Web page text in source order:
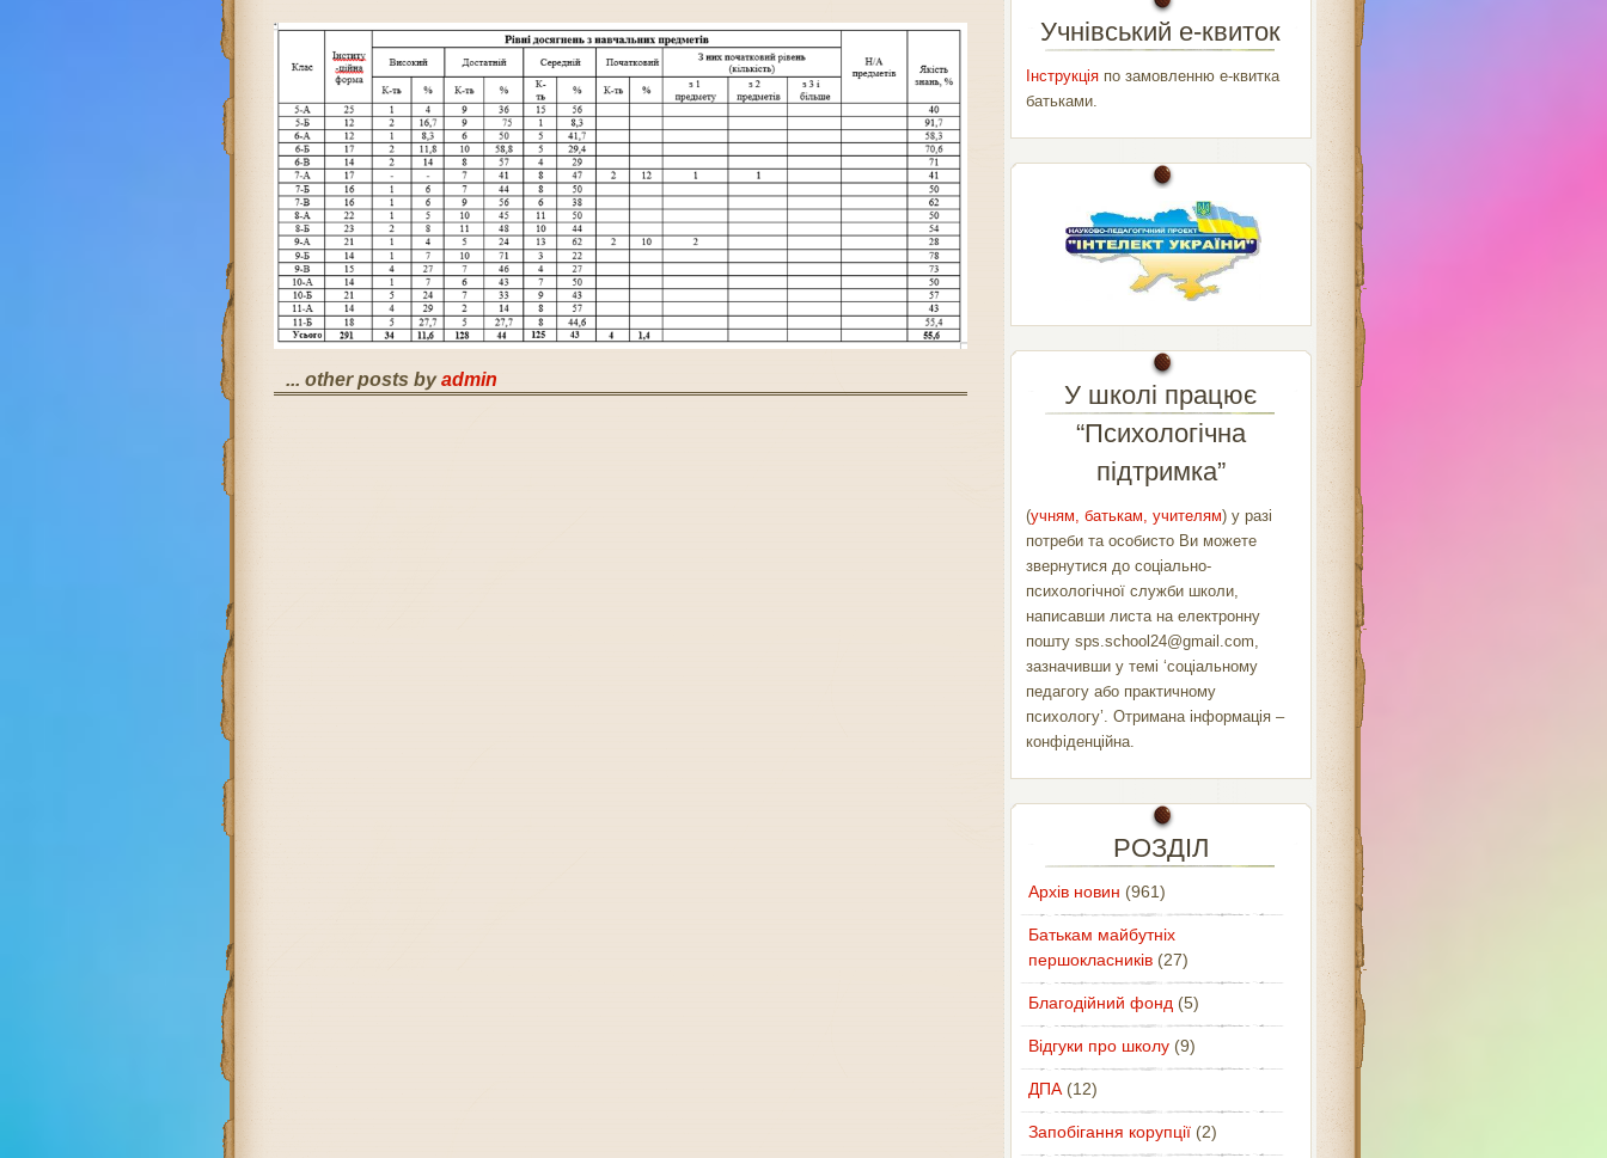
... other posts byadmin
Учнівський е-квиток
Інструкціяпо замовленню е-квитка
батьками.
У школі працює
“Психологічна
підтримка”
(учням, батькам, учителям) у разі
потреби та особисто Ви можете
звернутися до соціально-
психологічної служби школи,
написавши листа на електронну
пошту sps.school24@gmail.com,
зазначивши у темі ‘соціальному
педагогу або практичному
психологу’. Отримана інформація –
конфіденційна.
РОЗДІЛ
Архів новин (961)
Батькам майбутніх
першокласників(27)
Благодійний фонд (5)
Відгуки про школу(9)
ДПА(12)
Запобігання корупції(2)